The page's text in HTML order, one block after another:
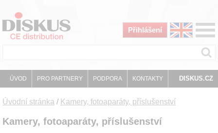
Přihlášení
ÚVOD PRO PARTNERY PODPORA KONTAKTY DISKUS.CZ
Úvodní stránka / Kamery, fotoaparáty, příslušenství
Kamery, fotoaparáty, příslušenství